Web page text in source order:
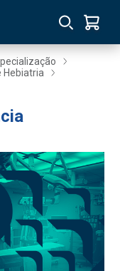
Hebiatria